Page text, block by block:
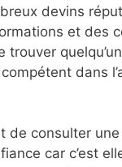
devins
et des
dans
de consulter
car c’est